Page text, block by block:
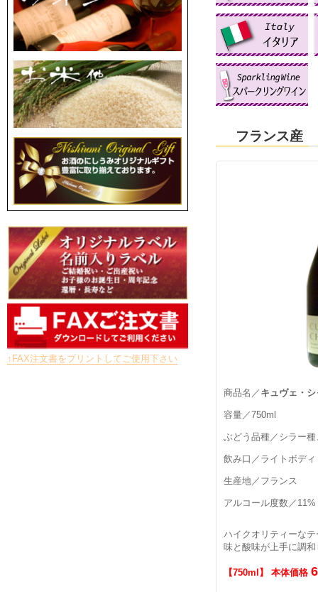
↑FAX注文書をプリントしてご使用下さい
フランス産
商品名／ キュヴェ・
容量／750ml
ぶどう品種／シラー
飲み口／ライトボディ
生産地／フランス
アルコール度数／11%
ハイクオリティーな
味と酸味が上手に調
【750ml】 本体価格